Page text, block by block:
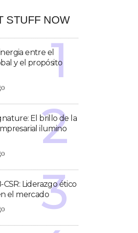
STUFF NOW
entre el
y el propósito
El brillo de la
ilumino
Liderazgo ético
el mercado